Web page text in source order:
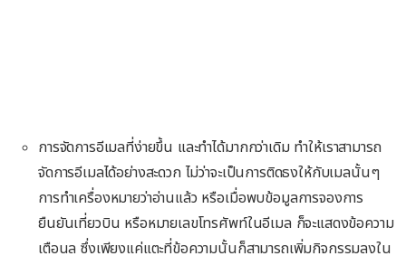
การจัดการอีเมลที่ง่ายขึ้น และทำได้มากกว่าเดิม ทำให้เราสามารถ
จัดการอีเมลได้อย่างสะดวก ไม่ว่าจะเป็นการติดธงให้กับเมลนั้นๆ
การทำเครื่องหมายว่าอ่านแล้ว หรือเมื่อพบข้อมูลการจองการ
ยืนยันเที่ยวบิน หรือหมายเลขโทรศัพท์ในอีเมล ก็จะแสดงข้อความ
เตือนล ซึ่งเพียงแค่แตะที่ข้อความนั้นก็สามารถเพิ่มกิจกรรมลงใน